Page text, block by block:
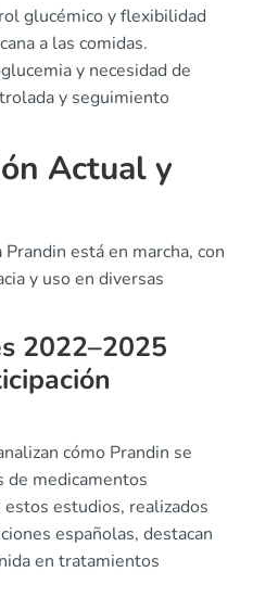
glucémico y flexibilidad
a las comidas.
y necesidad de
y seguimiento
Actual y
está en marcha, con
y uso en diversas
2022–2025
cómo Prandin se
de medicamentos
estudios, realizados
españolas, destacan
en tratamientos